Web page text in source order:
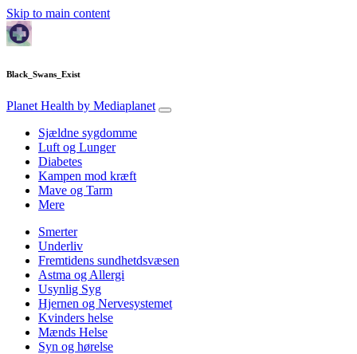
Skip to main content
Black_Swans_Exist
Planet Health by Mediaplanet
Sjældne sygdomme
Luft og Lunger
Diabetes
Kampen mod kræft
Mave og Tarm
Mere
Smerter
Underliv
Fremtidens sundhetdsvæsen
Astma og Allergi
Usynlig Syg
Hjernen og Nervesystemet
Kvinders helse
Mænds Helse
Syn og hørelse